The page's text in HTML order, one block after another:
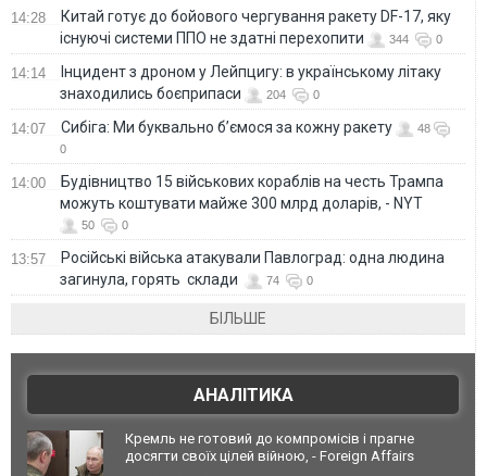
14:28
Китай готує до бойового чергування ракету DF-17, яку
існуючі системи ППО не здатні перехопити
344 0
14:14
Інцидент з дроном у Лейпцигу: в українському літаку
знаходились боєприпаси
204 0
14:07 Сибіга: Ми буквально б’ємося за кожну ракету
48
0
14:00
Будівництво 15 військових кораблів на честь Трампа
можуть коштувати майже 300 млрд доларів, - NYT
50 0
13:57
Російські війська атакували Павлоград: одна людина
загинула, горять склади
74 0
БІЛЬШЕ
АНАЛІТИКА
Кремль не готовий до компромісів і прагне
досягти своїх цілей війною, - Foreign Affairs